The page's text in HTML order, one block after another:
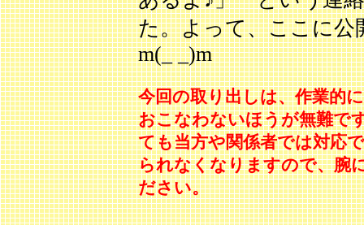
た。よって、ここに
m(_ _)m
今回の取り出しは、作業的
おこなわないほうが無難で
ても当方や関係者では対応
られなくなりますので、腕
ださい。